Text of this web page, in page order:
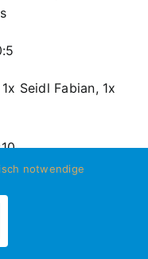
Seidl Fabian, 1x
Seidl Fabian, 1x
Martin
(2:0)
notwendige